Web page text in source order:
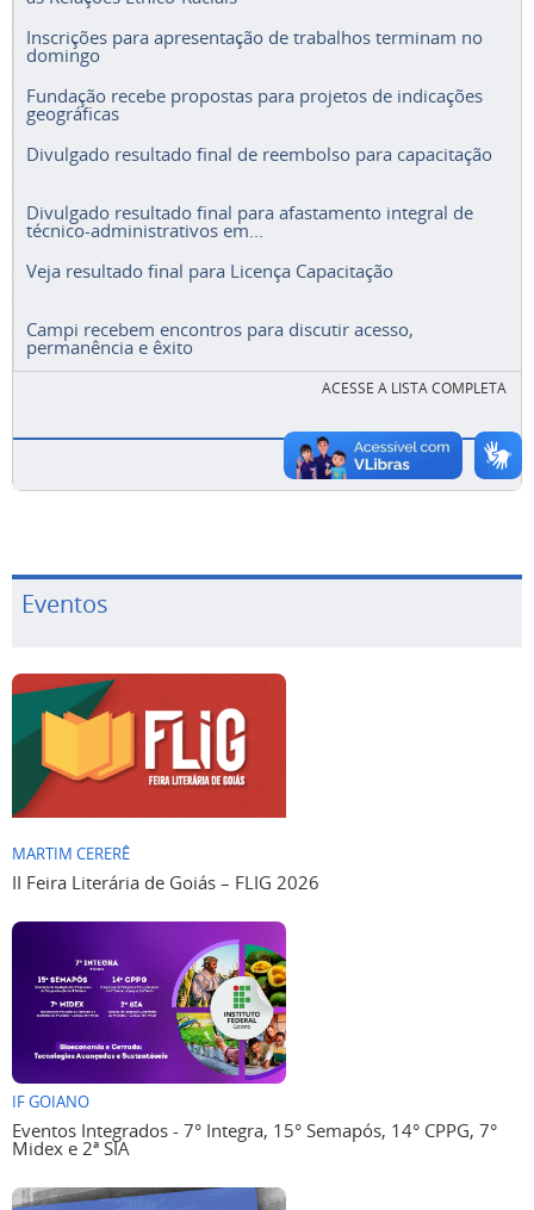
Inscrições para apresentação de trabalhos terminam no
domingo
Fundação recebe propostas para projetos de indicações
geográficas
Divulgado resultado final de reembolso para capacitação
Divulgado resultado final para afastamento integral de
técnico-administrativos em...
Veja resultado final para Licença Capacitação
Campi recebem encontros para discutir acesso,
permanência e êxito
ACESSE A LISTA COMPLETA
Eventos
MARTIM CERERÊ
II Feira Literária de Goiás – FLIG 2026
IF GOIANO
Eventos Integrados - 7° Integra, 15° Semapós, 14° CPPG, 7°
Midex e 2ª SIA